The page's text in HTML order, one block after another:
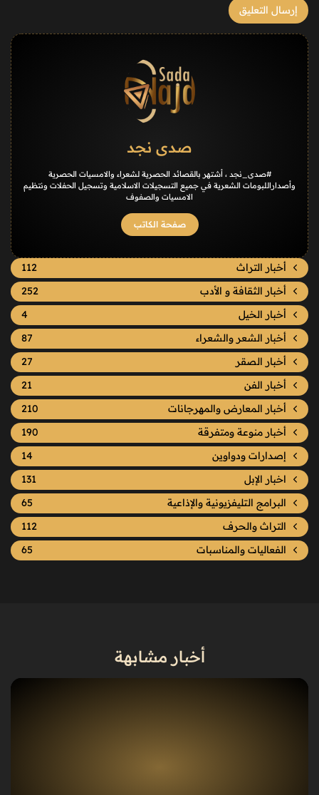
صدى نجد
#صدى_نجد ، أشتهر بالقصائد الحصرية لشعراء والامسيات الحصرية
وأصداراللبومات الشعرية في جميع التسجيلات الاسلامية وتسجيل الحفلات ونتظيم
الامسيات والصفوف
صفحة الكاتب
أخبار التراث
112
أخبار الثقافة و الأدب
252
أخبار الخيل
4
أخبار الشعر والشعراء
87
أخبار الصقر
27
أخبار الفن
21
أخبار المعارض والمهرجانات
210
أخبار منوعة ومتفرقة
190
إصدارات ودواوين
14
اخبار الإبل
131
البرامج التليفزيونية والإذاعية
65
التراث والحرف
112
الفعاليات والمناسبات
65
أخبار مشابهة